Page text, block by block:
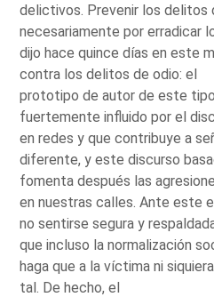
delictivos. Prevenir los delitos
necesariamente por erradicar
dijo hace quince días en este
contra los delitos de odio: el
prototipo de autor de este
fuertemente influido por el
en redes y que contribuye a
diferente, y este discurso
fomenta después las
en nuestras calles. Ante este
no sentirse segura y
que incluso la normalización
haga que a la víctima ni
tal. De hecho, el